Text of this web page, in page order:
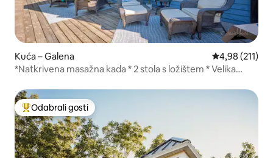
Kuća – Galena Prosječna
4,98 (211)
*Natkrivena masažna kada * 2 stola s ložištem * Velika
Među najviše rangiranima s oznakom „Odabrali gosti”
Odabrali gosti